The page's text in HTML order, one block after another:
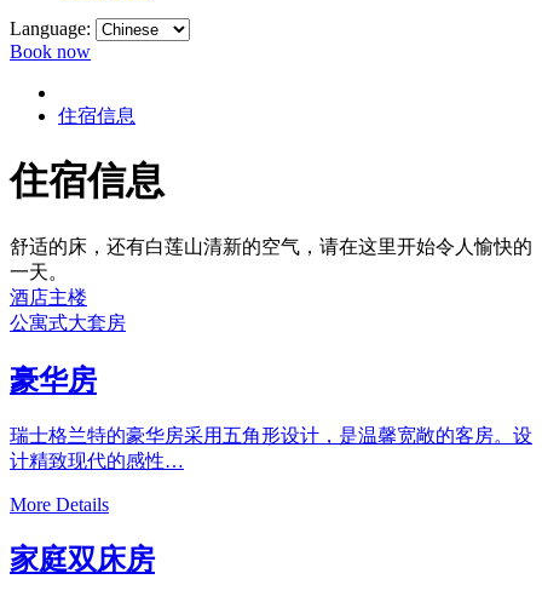
Language:
Book now
住宿信息
住宿信息
舒适的床，还有白莲山清新的空气，请在这里开始令人愉快的
一天。
酒店主楼
公寓式大套房
豪华房
瑞士格兰特的豪华房采用五角形设计，是温馨宽敞的客房。设
计精致现代的感性…
More Details
家庭双床房